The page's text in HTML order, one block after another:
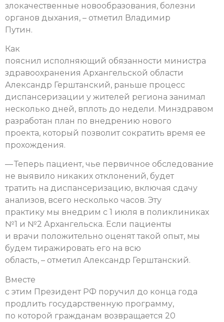
злокачественные новообразования, болезни
органов дыхания, – отметил Владимир
Путин.
Как
пояснил исполняющий обязанности министра
здравоохранения Архангельской области
Александр Герштанский, раньше процесс
диспансеризации у жителей региона занимал
несколько дней, вплоть до недели. Минздравом
разработан план по внедрению нового
проекта, который позволит сократить время ее
прохождения.
— Теперь пациент, чье первичное обследование
не выявило никаких отклонений, будет
тратить на диспансеризацию, включая сдачу
анализов, всего несколько часов. Эту
практику мы внедрим с 1 июля в поликлиниках
№1 и №2 Архангельска. Если пациенты
и врачи положительно оценят такой опыт, мы
будем тиражировать его на всю
область, – отметил Александр Герштанский.
Вместе
с этим Президент РФ поручил до конца года
продлить государственную программу,
по которой гражданам возвращается 20